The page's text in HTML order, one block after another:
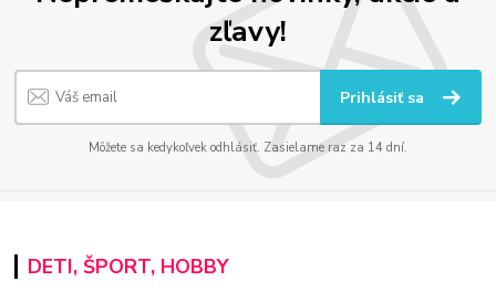
zľavy!
Prihlásiť sa
Môžete sa kedykoľvek odhlásiť. Zasielame raz za 14 dní.
DETI, ŠPORT, HOBBY